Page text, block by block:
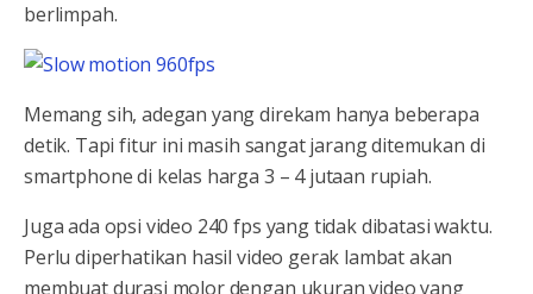
berlimpah.
Memang sih, adegan yang direkam hanya beberapa
detik. Tapi fitur ini masih sangat jarang ditemukan di
smartphone di kelas harga 3 – 4 jutaan rupiah.
Juga ada opsi video 240 fps yang tidak dibatasi waktu.
Perlu diperhatikan hasil video gerak lambat akan
membuat durasi molor dengan ukuran video yang